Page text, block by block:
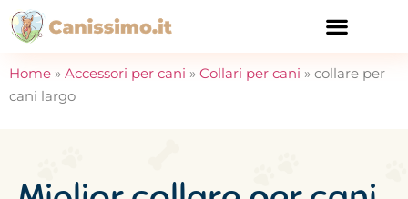
Home » Accessori per cani » Collari per cani » collare per
cani largo